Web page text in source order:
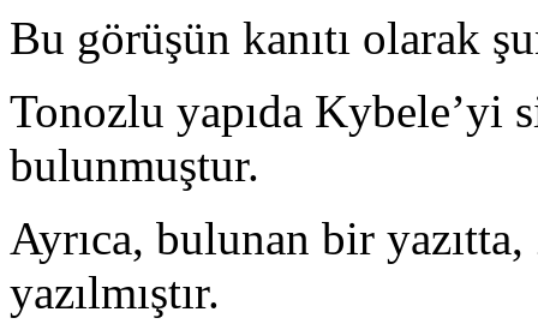
Bu görüşün kanıtı olarak
Tonozlu yapıda Kybele’yi
bulunmuştur.
Ayrıca, bulunan bir
yazılmıştır.